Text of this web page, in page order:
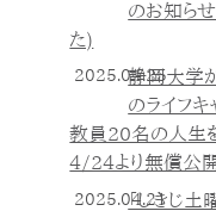
のお知ら
た)
2025.04.25
静岡大学
のライフ
教員20名の人生を
4/24より無償公
2025.04.21
「しきじ